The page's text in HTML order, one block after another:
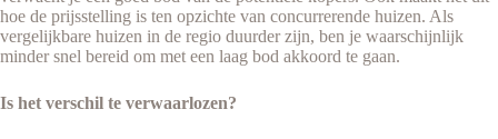
hoe de prijsstelling is ten opzichte van concurrerende huizen. Als
vergelijkbare huizen in de regio duurder zijn, ben je waarschijnlijk
minder snel bereid om met een laag bod akkoord te gaan.
Is het verschil te verwaarlozen?